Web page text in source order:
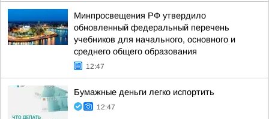
Минпросвещения РФ утвердило
обновленный федеральный перечень
учебников для начального, основного и
среднего общего образования
12:47
Бумажные деньги легко испортить
12:47